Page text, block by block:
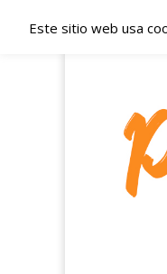
Blog
Este sitio web usa